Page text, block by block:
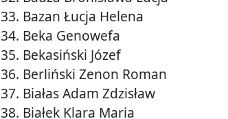
33. Bazan Łucja Helena
34. Beka Genowefa
35. Bekasiński Józef
36. Berliński Zenon Roman
37. Białas Adam Zdzisław
38. Białek Klara Maria